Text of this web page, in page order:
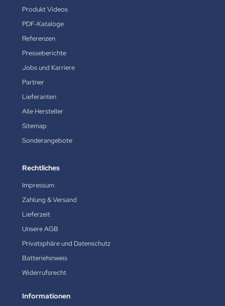
Produkt Videos
PDF-Kataloge
Referenzen
Presseberichte
Jobs und Karriere
Partner
Lieferanten
Alle Hersteller
Sitemap
Sonderangebote
Rechtliches
Impressum
Zahlung & Versand
Lieferzeit
Unsere AGB
Privatsphäre und Datenschutz
Batteriehinweis
Widerrufsrecht
Informationen